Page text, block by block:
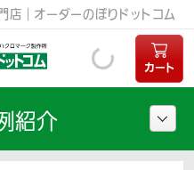
店｜オーダーのぼりドットコム
カート
紹介